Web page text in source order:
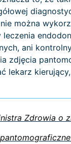
można
ani
zdjęcia
lekarz
Zdrowia o